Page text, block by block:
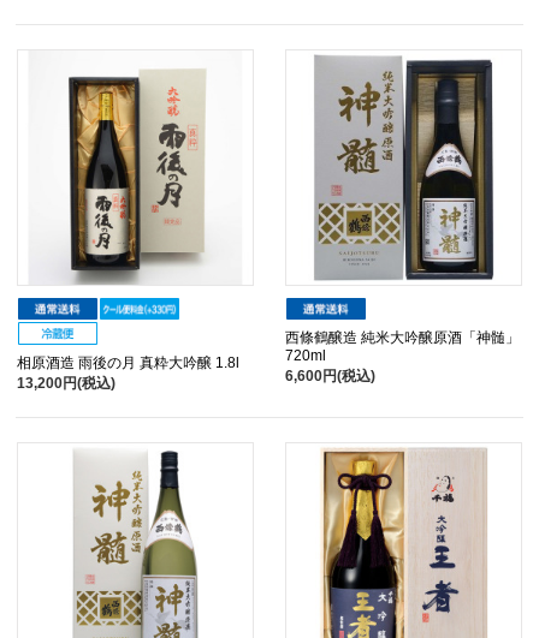
相原酒造 雨後の月 真粋大吟醸 1.8l
13,200円(税込)
西條鶴醸造 純米大吟醸原酒「神髄」
720ml
6,600円(税込)